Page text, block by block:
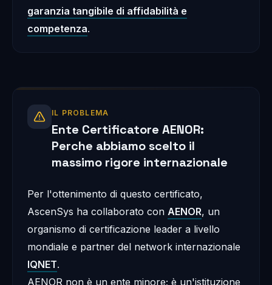
garanzia tangibile di affidabilità e
competenza.
IL PROBLEMA
Ente Certificatore AENOR:
Perche abbiamo scelto il
massimo rigore internazionale
Per l'ottenimento di questo certificato,
AscenSys ha collaborato con AENOR, un
organismo di certificazione leader a livello
mondiale e partner del network internazionale
IQNET.
AENOR non è un ente minore; è un'istituzione